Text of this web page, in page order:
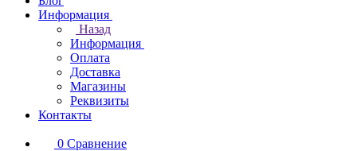
Информация
Назад
Информация
Оплата
Доставка
Магазины
Реквизиты
Контакты
0 Сравнение